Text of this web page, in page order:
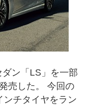
ン「LS」を一部
売した。 今回の
ンチタイヤをラン